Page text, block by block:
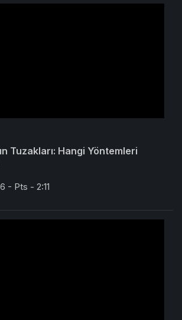
Tuzakları: Hangi Yöntemleri
- Pts - 2:11